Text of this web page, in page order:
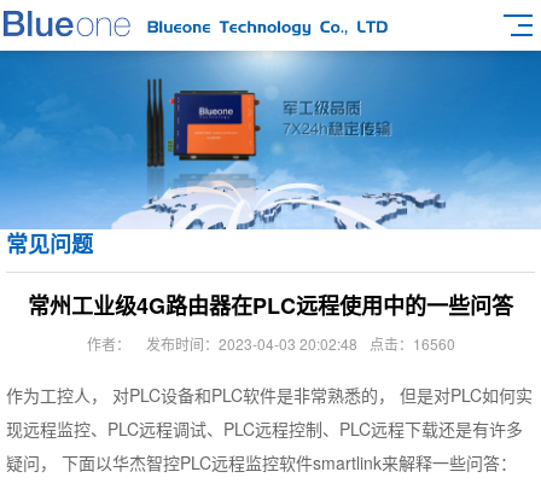
常见问题
常州工业级4G路由器在PLC远程使用中的一些问答
作者： 发布时间：2023-04-03 20:02:48 点击：16560
作为工控人， 对PLC设备和PLC软件是非常熟悉的， 但是对PLC如何实
现远程监控、 PLC远程调试、PLC远程控制、PLC远程下载还是有许多
疑问， 下面以华杰智控PLC远程监控软件smartlink来解释一些问答：